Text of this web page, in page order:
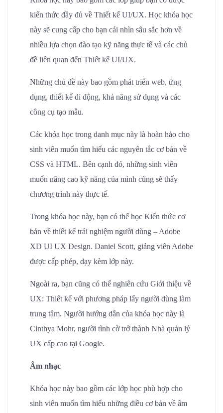
kiến thức đầy đủ về Thiết kế UI/UX. Học khóa học
này sẽ cung cấp cho bạn cái nhìn sâu sắc hơn về
nhiều lựa chọn đào tạo kỹ năng thực tế và các chủ
đề liên quan đến Thiết kế UI/UX.
Những chủ đề này bao gồm phát triển web, ứng
dụng, thiết kế di động, khả năng sử dụng và các
công cụ tạo mẫu.
Các khóa học trong danh mục này là hoàn hảo cho
sinh viên muốn tìm hiểu các nguyên tắc cơ bản về
CSS và HTML. Bên cạnh đó, những sinh viên
muốn nâng cao kỹ năng của mình cũng sẽ thấy
chương trình này thực tế.
Trong khóa học này, bạn có thể học Kiến thức cơ
bản về thiết kế trải nghiệm người dùng – Adobe
XD UI UX Design. Daniel Scott, giảng viên Adobe
được cấp phép, dạy kèm lớp này.
Ngoài ra, bạn cũng có thể nghiên cứu Giới thiệu về
UX: Thiết kế với phương pháp lấy người dùng làm
trung tâm. Người hướng dẫn của khóa học này là
Cinthya Mohr, người tình cờ trở thành Nhà quản lý
UX cấp cao tại Google.
Âm nhạc
Khóa học này bao gồm các lớp học phù hợp cho
sinh viên muốn tìm hiểu những điều cơ bản về âm